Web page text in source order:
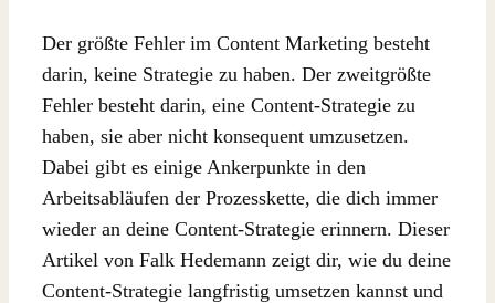
Der größte Fehler im Content Marketing besteht
darin, keine Strategie zu haben. Der zweitgrößte
Fehler besteht darin, eine Content-Strategie zu
haben, sie aber nicht konsequent umzusetzen.
Dabei gibt es einige Ankerpunkte in den
Arbeitsabläufen der Prozesskette, die dich immer
wieder an deine Content-Strategie erinnern. Dieser
Artikel von Falk Hedemann zeigt dir, wie du deine
Content-Strategie langfristig umsetzen kannst und